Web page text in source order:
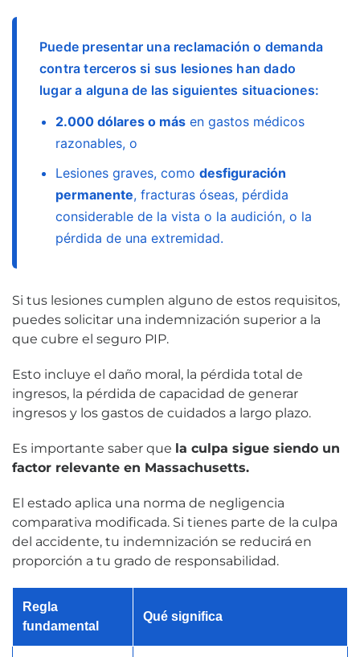
Puede presentar una reclamación o demanda
contra terceros si sus lesiones han dado
lugar a alguna de las siguientes situaciones:
2.000 dólares o más en gastos médicos
razonables, o
Lesiones graves, como desfiguración
permanente, fracturas óseas, pérdida
considerable de la vista o la audición, o la
pérdida de una extremidad.
Si tus lesiones cumplen alguno de estos requisitos,
puedes solicitar una indemnización superior a la
que cubre el seguro PIP.
Esto incluye el daño moral, la pérdida total de
ingresos, la pérdida de capacidad de generar
ingresos y los gastos de cuidados a largo plazo.
Es importante saber que la culpa sigue siendo un
factor relevante en Massachusetts.
El estado aplica una norma de negligencia
comparativa modificada. Si tienes parte de la culpa
del accidente, tu indemnización se reducirá en
proporción a tu grado de responsabilidad.
Regla
fundamental
Qué significa